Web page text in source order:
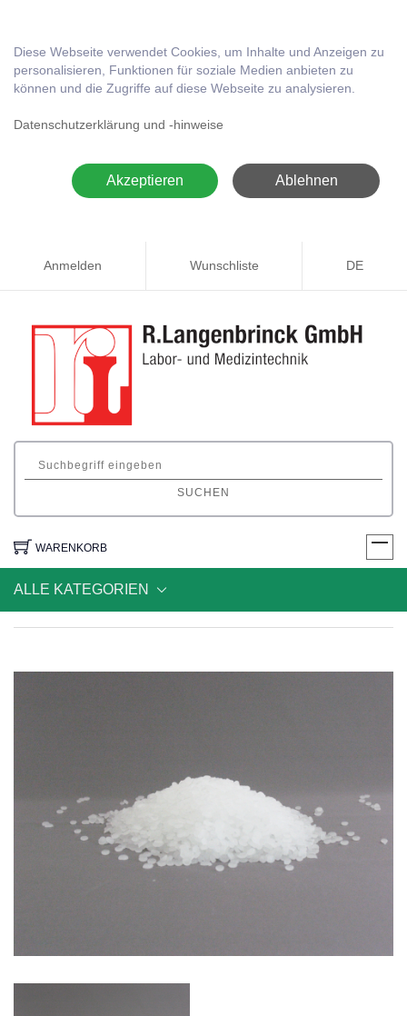
Diese Webseite verwendet Cookies, um Inhalte und Anzeigen zu
personalisieren, Funktionen für soziale Medien anbieten zu
können und die Zugriffe auf diese Webseite zu analysieren.
Datenschutzerklärung und -hinweise
Ablehnen
Akzeptieren
Anmelden Wunschliste DE
SUCHEN
WARENKORB
ALLE KATEGORIEN